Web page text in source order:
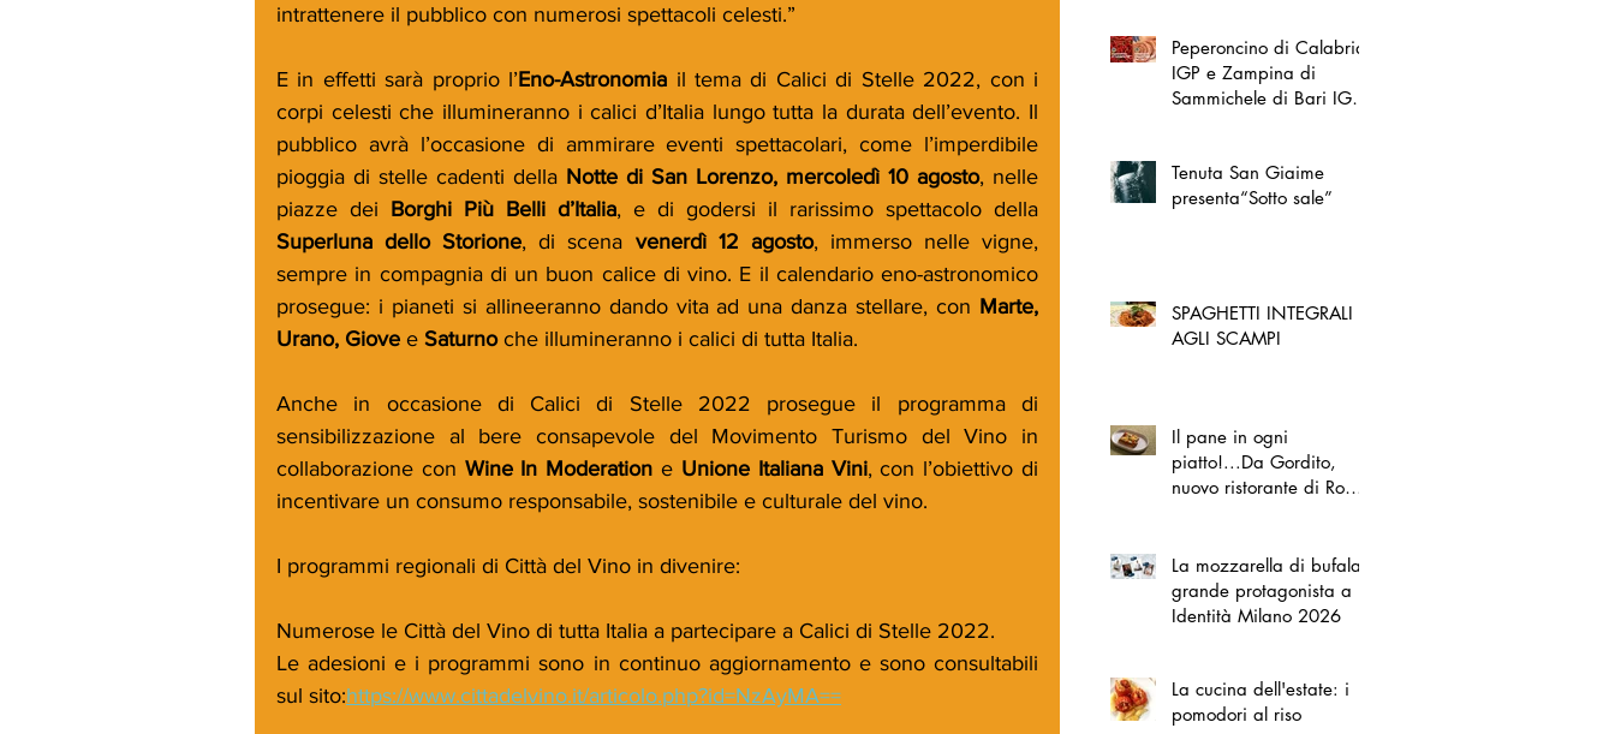
intrattenere il pubblico con numerosi spettacoli celesti.”
E in effetti sarà proprio l’Eno-Astronomia il tema di Calici di Stelle 2022, con i
corpi celesti che illumineranno i calici d’Italia lungo tutta la durata dell’evento. Il
pubblico avrà l’occasione di ammirare eventi spettacolari, come l’imperdibile
pioggia di stelle cadenti della Notte di San Lorenzo, mercoledì 10 agosto, nelle
piazze dei Borghi Più Belli d’Italia
Superluna dello Storione, di scena venerdì 12 agosto, immerso nelle vigne,
sempre in compagnia di un buon calice di vino. E il calendario eno-astronomico
prosegue: i pianeti si allineeranno dando vita ad una danza stellare, con Marte,
Urano, Giove e Saturno che illumineranno i calici di tutta Italia.
Anche in occasione di Calici di Stelle 2022 prosegue il programma di
sensibilizzazione al bere consapevole del Movimento Turismo del Vino in
collaborazione con Wine In Moderation e Unione Italiana Vini, con l’obiettivo di
incentivare un consumo responsabile, sostenibile e culturale del vino.
I programmi regionali di Città del Vino in divenire:
Numerose le Città del Vino di tutta Italia a partecipare a Calici di Stelle 2022.
Le adesioni e i programmi sono in continuo aggiornamento e sono consultabili
sul sito:https://www.cittadelvino.it/articolo.php?id=NzAyMA==
Peperoncino di Calabria
IGP e Zampina di
Sammichele di Bari IGP
Tenuta San Giaime
presenta“Sotto sale”
SPAGHETTI INTEGRALI
AGLI SCAMPI
Il pane in ogni
piatto!...Da Gordito,
nuovo ristorante di Roma
La mozzarella di bufala
grande protagonista a
Identità Milano 2026
La cucina dell'estate: i
pomodori al riso